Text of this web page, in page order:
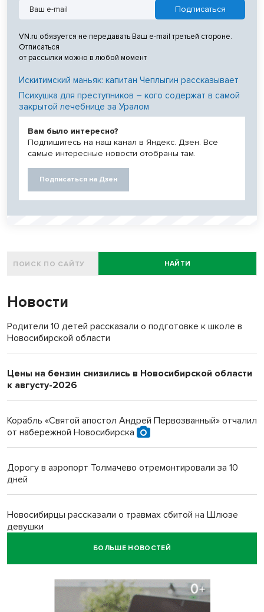
VN.ru обязуется не передавать Ваш e-mail третьей стороне.
Отписаться
от рассылки можно в любой момент
Искитимский маньяк: капитан Чеплыгин рассказывает
Психушка для преступников – кого содержат в самой
закрытой лечебнице за Уралом
Вам было интересно?
Подпишитесь на наш канал в Яндекс. Дзен. Все
самые интересные новости отобраны там.
Подписаться на Дзен
НАЙТИ
Новости
Родители 10 детей рассказали о подготовке к школе в
Новосибирской области
Цены на бензин снизились в Новосибирской области
к августу-2026
Корабль «Святой апостол Андрей Первозванный» отчалил
от набережной Новосибирска
Дорогу в аэропорт Толмачево отремонтировали за 10
дней
Новосибирцы рассказали о травмах сбитой на Шлюзе
девушки
БОЛЬШЕ НОВОСТЕЙ